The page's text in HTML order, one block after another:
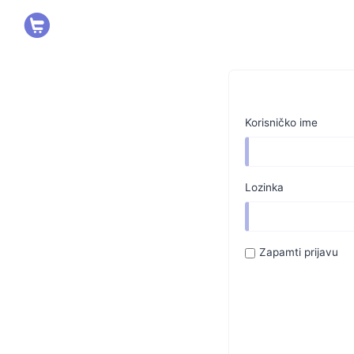
Korisničko ime
Lozinka
Zapamti prijavu